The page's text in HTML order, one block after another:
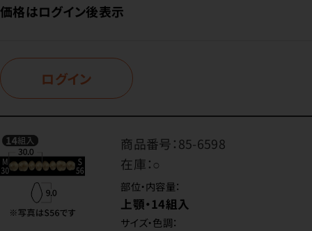
価格はログイン後表示
ログイン
商品番号：85-6598
在庫：○
部位・内容量：
上顎・14組入
サイズ・色調：